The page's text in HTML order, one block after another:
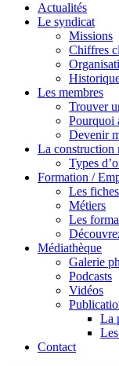
Actualités
Le syndicat
Missions
Chiffres
Les membres
Trouver
Pourquoi
Devenir
La construction
Types
Formation /
Les
Métiers
Les
Médiathèque
Galerie
Podcasts
Vidéos
La
Contact